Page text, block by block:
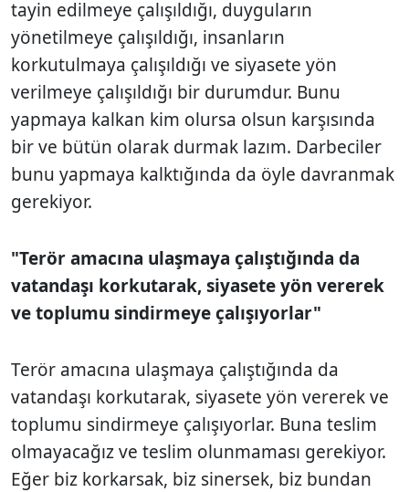
tayin edilmeye çalışıldığı, duyguların
yönetilmeye çalışıldığı, insanların
korkutulmaya çalışıldığı ve siyasete yön
verilmeye çalışıldığı bir durumdur. Bunu
yapmaya kalkan kim olursa olsun karşısında
bir ve bütün olarak durmak lazım. Darbeciler
bunu yapmaya kalktığında da öyle davranmak
gerekiyor.
"Terör amacına ulaşmaya çalıştığında da
vatandaşı korkutarak, siyasete yön vererek
ve toplumu sindirmeye çalışıyorlar"
Terör amacına ulaşmaya çalıştığında da
vatandaşı korkutarak, siyasete yön vererek ve
toplumu sindirmeye çalışıyorlar. Buna teslim
olmayacağız ve teslim olunmaması gerekiyor.
Eğer biz korkarsak, biz sinersek, biz bundan